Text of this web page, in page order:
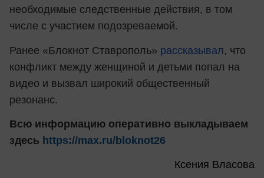
необходимые следственные действия, в том
числе с участием подозреваемой.
Ранее «Блокнот Ставрополь» рассказывал , что
конфликт между женщиной и детьми попал на
видео и вызвал широкий общественный
резонанс.
Всю информацию оперативно выкладываем
здесь https://max.ru/bloknot26
Ксения Власова